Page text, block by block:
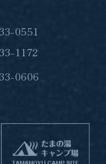
0551
1172
0606